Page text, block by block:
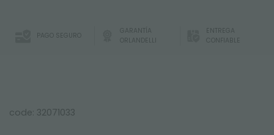
PAGO SEGURO
GARANTÍA
ORLANDELLI
ENTREGA
CONFIABLE
code: 32071033